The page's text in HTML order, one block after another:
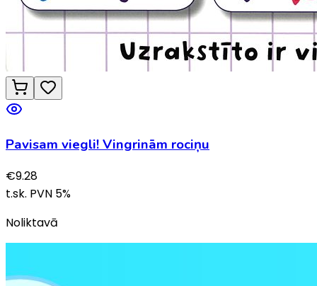
Pavisam viegli! Vingrinām rociņu
€9.28
t.sk. PVN 5%
Noliktavā